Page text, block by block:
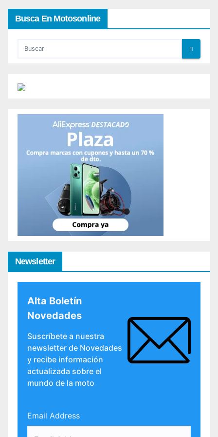
Busca En Motosonline
Newsletter
Alta Boletín
Novedades
Suscríbete a nuestra
newsletter de Novedades
y recibe información
actualizada sobre el
mundo de la moto
Email Address